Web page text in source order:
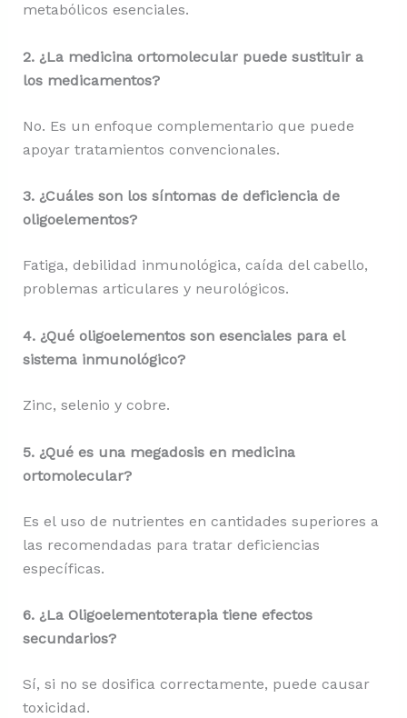
metabólicos esenciales.
2. ¿La medicina ortomolecular puede sustituir a
los medicamentos?
No. Es un enfoque complementario que puede
apoyar tratamientos convencionales.
3. ¿Cuáles son los síntomas de deficiencia de
oligoelementos?
Fatiga, debilidad inmunológica, caída del cabello,
problemas articulares y neurológicos.
4. ¿Qué oligoelementos son esenciales para el
sistema inmunológico?
Zinc, selenio y cobre.
5. ¿Qué es una megadosis en medicina
ortomolecular?
Es el uso de nutrientes en cantidades superiores a
las recomendadas para tratar deficiencias
específicas.
6. ¿La Oligoelementoterapia tiene efectos
secundarios?
Sí, si no se dosifica correctamente, puede causar
toxicidad.